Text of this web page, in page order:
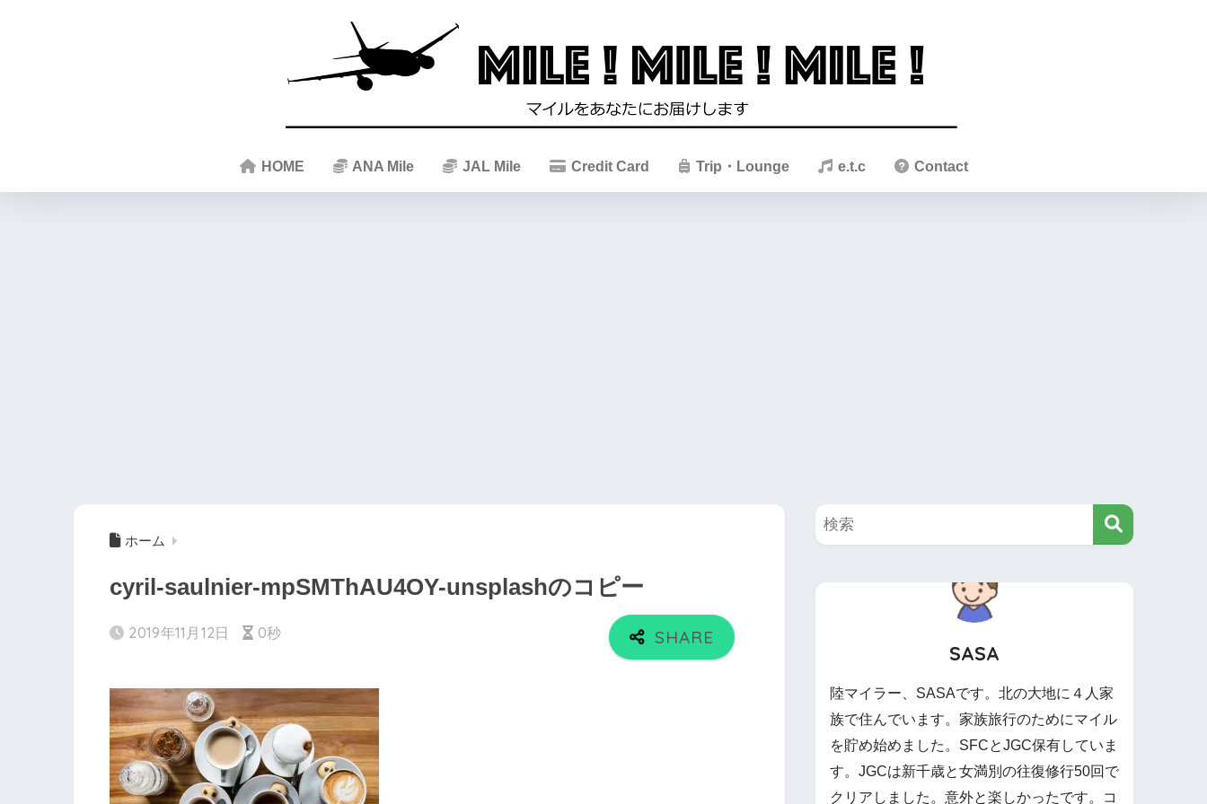
HOME ANA Mile JAL Mile Credit Card Trip・Lounge e.t.c Contact
ホーム
cyril-saulnier-mpSMThAU4OY-unsplashのコピー
2019年11月12日 0秒
SASA
陸マイラー、SASAです。北の大地に４人家
族で住んでいます。家族旅行のためにマイル
を貯め始めました。SFCとJGC保有していま
す。JGCは新千歳と女満別の往復修行50回で
クリアしました。意外と楽しかったです。コ